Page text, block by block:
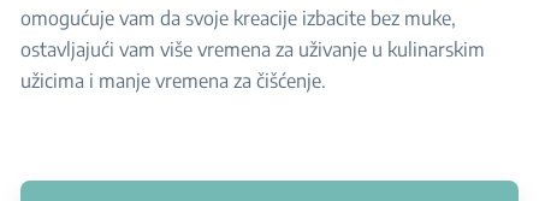
omogućuje vam da svoje kreacije izbacite bez muke,
ostavljajući vam više vremena za uživanje u kulinarskim
užicima i manje vremena za čišćenje.